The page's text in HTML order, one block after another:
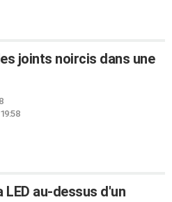
joints noircis dans une
au-dessus d'un